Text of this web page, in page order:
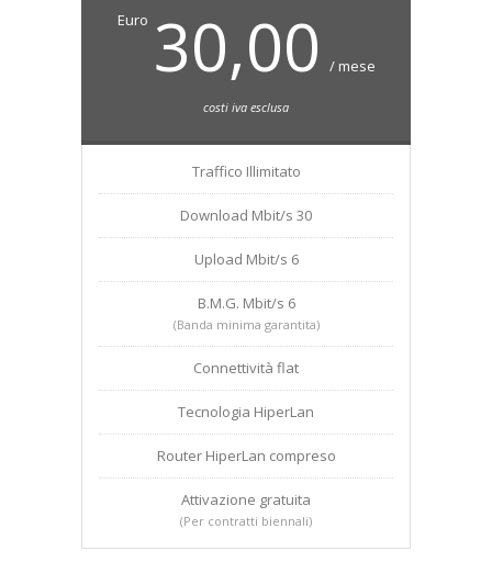
Euro 30,00 / mese
costi iva esclusa
Traffico Illimitato
Download Mbit/s 30
Upload Mbit/s 6
B.M.G. Mbit/s 6
(Banda minima garantita)
Connettività flat
Tecnologia HiperLan
Router HiperLan compreso
Attivazione gratuita
(Per contratti biennali)